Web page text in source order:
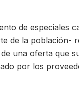
de especiales
de la población-
una oferta que
por los